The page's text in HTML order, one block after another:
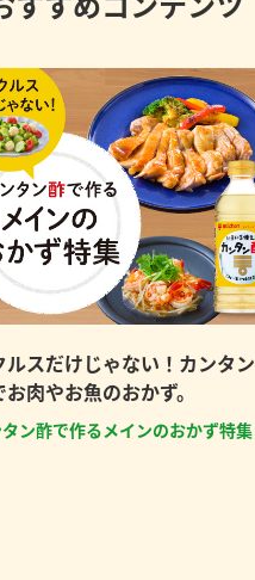
ルスだけじゃない！カンタン
お肉やお魚のおかず。
ン酢で作るメインのおかず特集